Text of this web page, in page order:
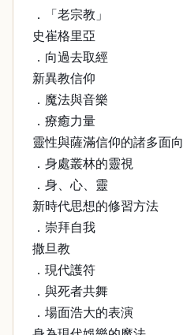
．「老宗教」
史崔格里亞
．向過去取經
新異教信仰
．魔法與音樂
．療癒力量
靈性與薩滿信仰的諸多面向
．身處叢林的靈視
．身、心、靈
新時代思想的修習方法
．崇拜自我
撒旦教
．現代護符
．與死者共舞
．場面浩大的表演